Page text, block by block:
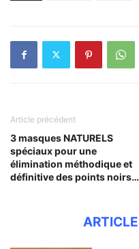
Article précédent
3 masques NATURELS
spéciaux pour une
élimination méthodique et
définitive des points noirs…